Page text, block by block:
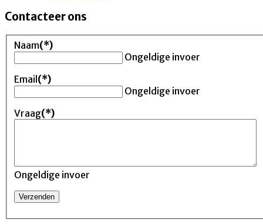
Contacteer ons
Naam(*)
Ongeldige invoer
Email(*)
Ongeldige invoer
Vraag(*)
Ongeldige invoer